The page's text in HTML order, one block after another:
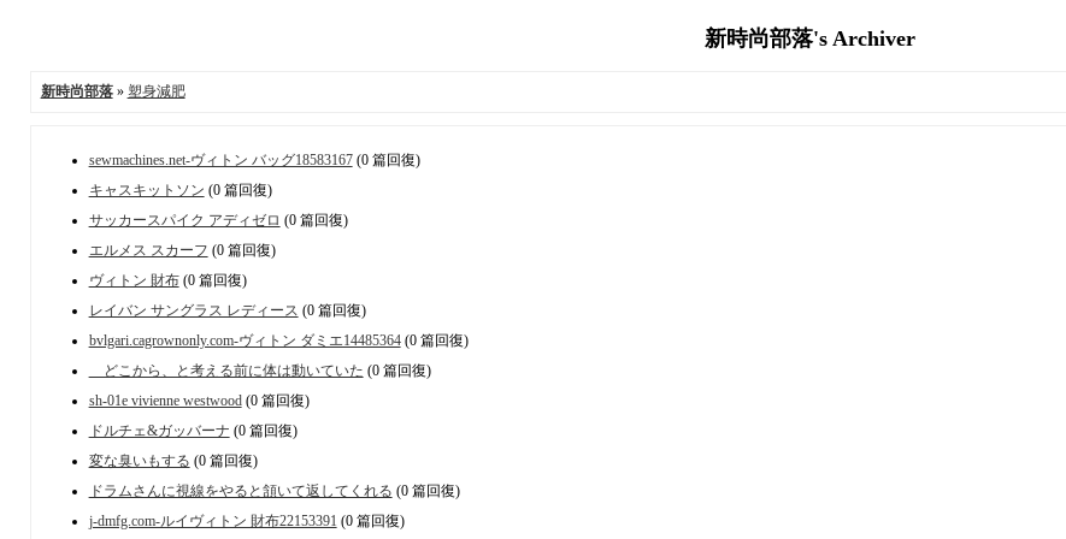
新時尚部落's Archiver
新時尚部落» 塑身減肥
sewmachines.net-ヴィトン バッグ18583167(0 篇回復)
キャスキットソン (0 篇回復)
サッカースパイク アディゼロ (0 篇回復)
エルメス スカーフ (0 篇回復)
ヴィトン 財布(0 篇回復)
レイバン サングラス レディース (0 篇回復)
bvlgari.cagrownonly.com-ヴィトン ダミエ14485364(0 篇回復)
どこから、と考える前に体は動いていた (0 篇回復)
sh-01e vivienne westwood(0 篇回復)
ドルチェ&ガッバーナ (0 篇回復)
変な臭いもする (0 篇回復)
ドラムさんに視線をやると頷いて返してくれる (0 篇回復)
j-dmfg.com-ルイヴィトン 財布22153391 (0 篇回復)